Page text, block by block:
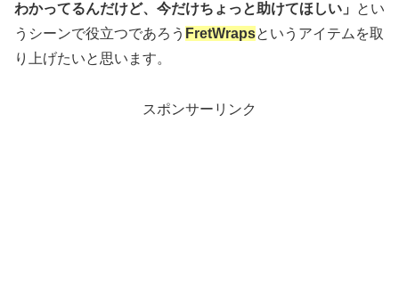
わかってるんだけど、今だけちょっと助けてほしい」
とい
うシーンで役立つであろう FretWrapsというアイテムを取
り上げたいと思います。
スポンサーリンク